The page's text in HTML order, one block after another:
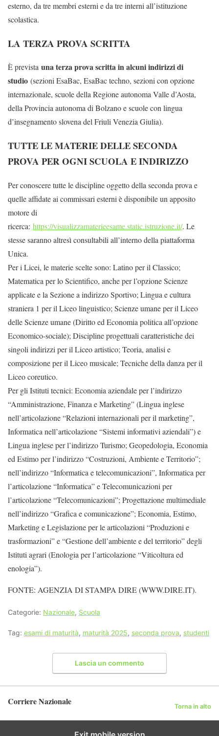
esterno, da tre membri esterni e da tre interni all’istituzione
scolastica.
LA TERZA PROVA SCRITTA
È prevista una terza prova scritta in alcuni indirizzi di
studio (sezioni EsaBac, EsaBac techno, sezioni con opzione
internazionale, scuole della Regione autonoma Valle d’Aosta,
della Provincia autonoma di Bolzano e scuole con lingua
d’insegnamento slovena del Friuli Venezia Giulia).
TUTTE LE MATERIE DELLE SECONDA
PROVA PER OGNI SCUOLA E INDIRIZZO
Per conoscere tutte le discipline oggetto della seconda prova e
quelle affidate ai commissari esterni è disponibile un apposito
motore di
ricerca: https://visualizzamaterieesame.static.istruzione.it/. Le
stesse saranno altresì consultabili all’interno della piattaforma
Unica.
Per i Licei, le materie scelte sono: Latino per il Classico;
Matematica per lo Scientifico, anche per l’opzione Scienze
applicate e la Sezione a indirizzo Sportivo; Lingua e cultura
straniera 1 per il Liceo linguistico; Scienze umane per il Liceo
delle Scienze umane (Diritto ed Economia politica all’opzione
Economico-sociale); Discipline progettuali caratteristiche dei
singoli indirizzi per il Liceo artistico; Teoria, analisi e
composizione per il Liceo musicale; Tecniche della danza per il
Liceo coreutico.
Per gli Istituti tecnici: Economia aziendale per l’indirizzo
“Amministrazione, Finanza e Marketing” (Lingua inglese
nell’articolazione “Relazioni internazionali per il marketing”,
Informatica nell’articolazione “Sistemi informativi aziendali”) e
Lingua inglese per l’indirizzo Turismo; Geopedologia, Economia
ed Estimo per l’indirizzo “Costruzioni, Ambiente e Territorio”;
nell’indirizzo “Informatica e telecomunicazioni”, Informatica per
l’articolazione “Informatica” e Telecomunicazioni per
l’articolazione “Telecomunicazioni”; Progettazione multimediale
nell’indirizzo “Grafica e comunicazione”; Economia, Estimo,
Marketing e Legislazione per le articolazioni “Produzioni e
trasformazioni” e “Gestione dell’ambiente e del territorio” degli
Istituti agrari (Enologia per l’articolazione “Viticoltura ed
enologia”).
FONTE: AGENZIA DI STAMPA DIRE (WWW.DIRE.IT).
Categorie: Nazionale, Scuola
Tag: esami di maturità, maturità 2025, seconda prova, studenti
Lascia un commento
Corriere Nazionale Torna in alto